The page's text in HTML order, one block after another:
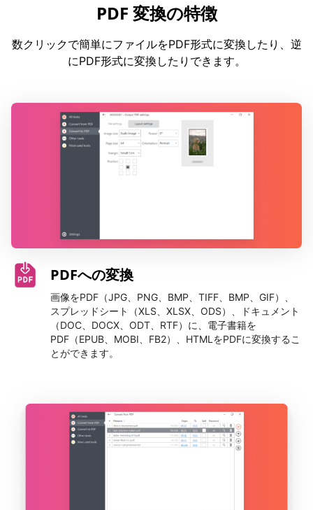
PDF 変換の特徴
数クリックで簡単にファイルをPDF形式に変換したり、逆
にPDF形式に変換したりできます。
PDFへの変換
画像をPDF（JPG、PNG、BMP、TIFF、BMP、GIF）、
スプレッドシート（XLS、XLSX、ODS）、ドキュメント
（DOC、DOCX、ODT、RTF）に、電子書籍を
PDF（EPUB、MOBI、FB2）、HTMLをPDFに変換するこ
とができます。